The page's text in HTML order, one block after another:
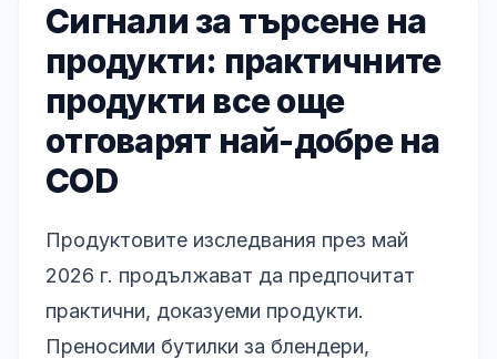
Сигнали за търсене на
продукти: практичните
продукти все още
отговарят най-добре на
COD
Продуктовите изследвания през май
2026 г. продължават да предпочитат
практични, доказуеми продукти.
Преносими бутилки за блендери,